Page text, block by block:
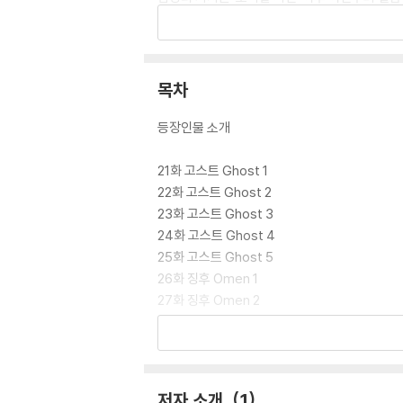
스 컨퍼런스’에 초청되어 취재를 간 김경희는
‘스토리의 귀환’ 을 알리는 두 번째 신호탄!
『메시지 오브 아더스 1: 조우』에 이어 『메시
아남는 법’을 배워야 한다는 역설이 흥미롭다.
송성근은 좀비, 뱀파이어, UFO 현상 등 가장
한 대작 장편소설 『메시지 오브 아더스
체라 부르는 타자(other, the others)의 문제가
는 새롭고 낯설게 다가올 것이고, 독자들은 사
『퇴마록』의 신화를 기억하는 독자들에게 ‘스
목차
등장인물 소개
21화 고스트 Ghost 1
22화 고스트 Ghost 2
23화 고스트 Ghost 3
24화 고스트 Ghost 4
25화 고스트 Ghost 5
26화 징후 Omen 1
27화 징후 Omen 2
28화 징후 Omen 3